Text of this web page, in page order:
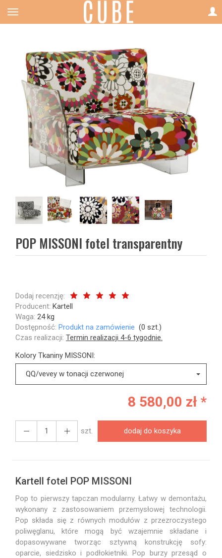
POP MISSONI fotel transparentny
Dodaj recenzję:
Producent: Kartell
Waga: 24kg
Dostępność: Produkt na zamówienie (0 szt.)
Czas realizacji: Termin realizacji 4-6 tygodnie.
Kolory Tkaniny MISSONI:
QQ/vevey w tonacji czerwonej
8 580,00 zł *
szt. dodaj do koszyka
Kartell fotel POP MISSONI
Pop to pierwszy tapczan modularny. Łatwy w demontażu,
wykonany z zastosowaniem przemysłowej technologii.
Pop składa się z równych modułów z przezroczystego
poliwęglanu, które mogą być wzajemnie składane i
dopasowywane tworząc sztywną konstrukcję sofy:
oparcie, siedzisko i podłokietniki. Pop burzy przesąd o